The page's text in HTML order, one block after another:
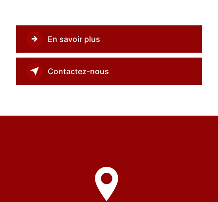
En savoir plus
Contactez-nous